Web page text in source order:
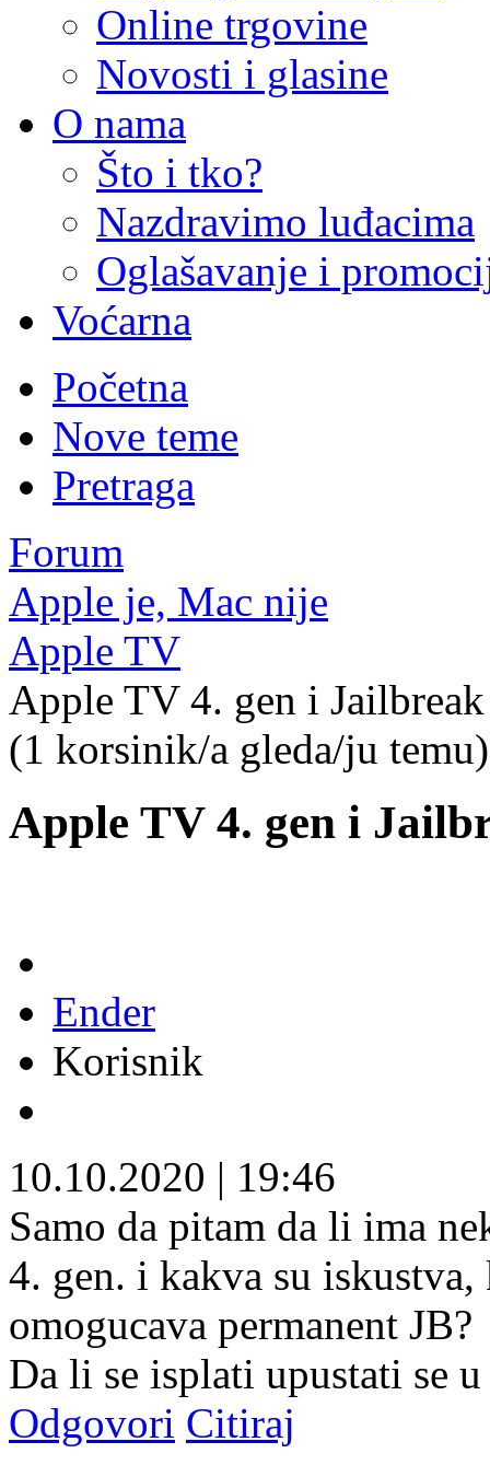
Online trgovine
Novosti i glasine
O nama
Što i tko?
Nazdravimo luđacima
Oglašavanje i
Voćarna
Početna
Nove teme
Pretraga
Forum
Apple je, Mac nije
Apple TV
Apple TV 4. gen i Jailbreak
(1 korsinik/a gleda/ju
Apple TV 4. gen i
Ender
Korisnik
10.10.2020 | 19:46
Samo da pitam da li ima
4. gen. i kakva su
omogucava permanent JB?
Da li se isplati upustati se
Odgovori Citiraj